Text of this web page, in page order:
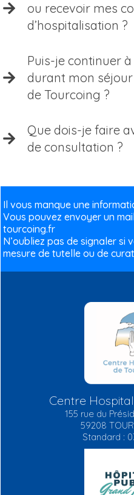
ou recevoir mes
d’hospitalisation ?
Puis-je continuer à pratiquer ma religion
durant mon
de Tourcoing ?
Que dois-je faire avant mon rendez-vous
de consultation ?
Il vous manque une
Vous pouvez envoyer un
tourcoing.fr
N’oubliez pas de signaler si
mesure de tutelle ou de
Centre
155 rue du
59208
Standard :